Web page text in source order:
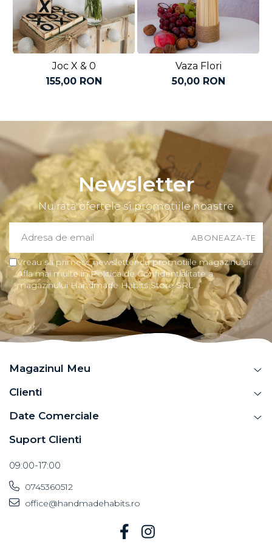
Joc X & 0
155,00 RON
Vaza Flori
50,00 RON
Newsletter
Nu rata ofertele si promotiile noastre
Vreau sa primesc newsletter cu promotiile magazinului.
Afla mai multe in Politica de Confidentialitate a
magazinului Handmade Habits Store SRL
Magazinul Meu
Clienti
Date Comerciale
Suport Clienti
09:00-17:00
0745360512
office@handmadehabits.ro